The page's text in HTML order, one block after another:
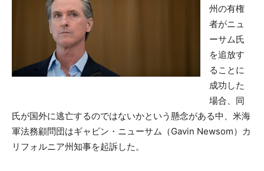
州の有権
者がニュ
ーサム氏
を追放す
ることに
成功した
場合、同
氏が国外に逃亡するのではないかという懸念がある中、米海
軍法務顧問団はギャビン・ニューサム（Gavin Newsom）カ
リフォルニア州知事を起訴した。